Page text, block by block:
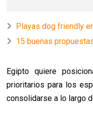
Playas dog friendly
15 buenas
Egipto quiere
prioritarios para los
consolidarse a lo largo